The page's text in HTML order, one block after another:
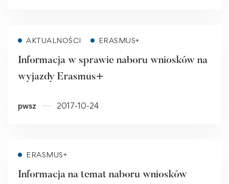
AKTUALNOŚCI ERASMUS+
Informacja w sprawie naboru wniosków na
wyjazdy Erasmus+
pwsz 2017-10-24
ERASMUS+
Informacja na temat naboru wniosków